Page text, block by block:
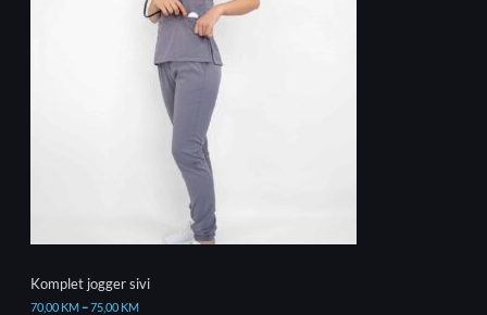
Komplet jogger sivi
70,00 KM–75,00 KM